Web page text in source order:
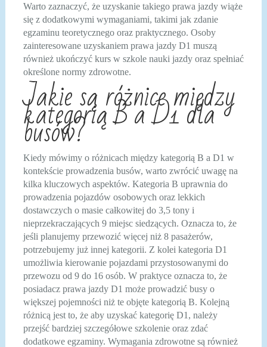
Warto zaznaczyć, że uzyskanie takiego prawa jazdy wiąże
się z dodatkowymi wymaganiami, takimi jak zdanie
egzaminu teoretycznego oraz praktycznego. Osoby
zainteresowane uzyskaniem prawa jazdy D1 muszą
również ukończyć kurs w szkole nauki jazdy oraz spełniać
określone normy zdrowotne.
Jakie są różnice między
kategorią B a D1 dla
busów?
Kiedy mówimy o różnicach między kategorią B a D1 w
kontekście prowadzenia busów, warto zwrócić uwagę na
kilka kluczowych aspektów. Kategoria B uprawnia do
prowadzenia pojazdów osobowych oraz lekkich
dostawczych o masie całkowitej do 3,5 tony i
nieprzekraczających 9 miejsc siedzących. Oznacza to, że
jeśli planujemy przewozić więcej niż 8 pasażerów,
potrzebujemy już innej kategorii. Z kolei kategoria D1
umożliwia kierowanie pojazdami przystosowanymi do
przewozu od 9 do 16 osób. W praktyce oznacza to, że
posiadacz prawa jazdy D1 może prowadzić busy o
większej pojemności niż te objęte kategorią B. Kolejną
różnicą jest to, że aby uzyskać kategorię D1, należy
przejść bardziej szczegółowe szkolenie oraz zdać
dodatkowe egzaminy. Wymagania zdrowotne są również